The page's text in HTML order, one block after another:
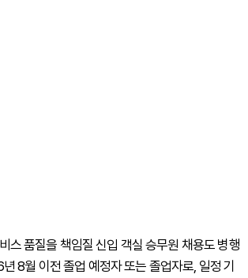
스 품질을 책임질 신입 객실 승무원 채용도 병행
8월 이전 졸업 예정자 또는 졸업자로, 일정 기